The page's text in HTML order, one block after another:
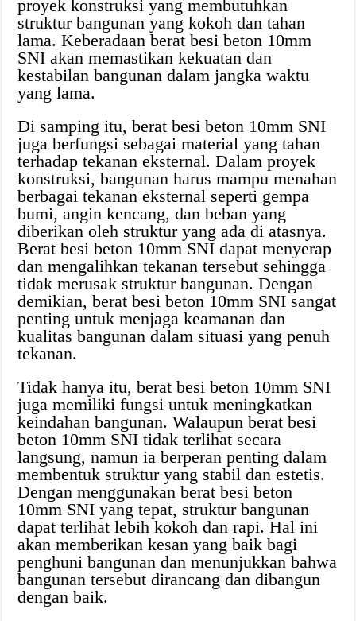
proyek konstruksi yang membutuhkan
struktur bangunan yang kokoh dan tahan
lama. Keberadaan berat besi beton 10mm
SNI akan memastikan kekuatan dan
kestabilan bangunan dalam jangka waktu
yang lama.
Di samping itu, berat besi beton 10mm SNI
juga berfungsi sebagai material yang tahan
terhadap tekanan eksternal. Dalam proyek
konstruksi, bangunan harus mampu menahan
berbagai tekanan eksternal seperti gempa
bumi, angin kencang, dan beban yang
diberikan oleh struktur yang ada di atasnya.
Berat besi beton 10mm SNI dapat menyerap
dan mengalihkan tekanan tersebut sehingga
tidak merusak struktur bangunan. Dengan
demikian, berat besi beton 10mm SNI sangat
penting untuk menjaga keamanan dan
kualitas bangunan dalam situasi yang penuh
tekanan.
Tidak hanya itu, berat besi beton 10mm SNI
juga memiliki fungsi untuk meningkatkan
keindahan bangunan. Walaupun berat besi
beton 10mm SNI tidak terlihat secara
langsung, namun ia berperan penting dalam
membentuk struktur yang stabil dan estetis.
Dengan menggunakan berat besi beton
10mm SNI yang tepat, struktur bangunan
dapat terlihat lebih kokoh dan rapi. Hal ini
akan memberikan kesan yang baik bagi
penghuni bangunan dan menunjukkan bahwa
bangunan tersebut dirancang dan dibangun
dengan baik.